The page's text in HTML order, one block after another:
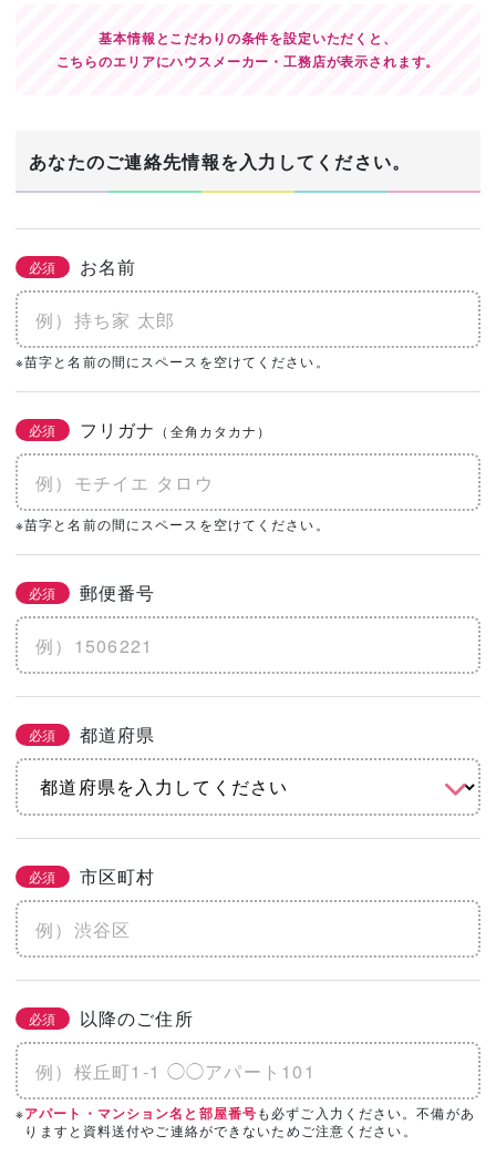
基本情報とこだわりの条件を設定いただくと、
こちらのエリアにハウスメーカー・工務店が表示されます。
あなたのご連絡先情報を入力してください。
必須 お名前
※苗字と名前の間にスペースを空けてください。
必須 フリガナ （全角カタカナ）
※苗字と名前の間にスペースを空けてください。
必須 郵便番号
必須 都道府県
必須 市区町村
必須 以降のご住所
※アパート・マンション名と部屋番号も必ずご入力ください。不備があ
りますと資料送付やご連絡ができないためご注意ください。